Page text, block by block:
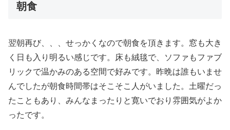
朝食
翌朝再び、、、せっかくなので朝食を頂きます。窓も大き
く日も入り明るい感じです。床も絨毯で、ソファもファブ
リックで温かみのある空間で好みです。昨晩は誰もいませ
んでしたが朝食時間帯はそこそこ人がいました。土曜だっ
たこともあり、みんなまったりと寛いでおり雰囲気がよか
ったです。